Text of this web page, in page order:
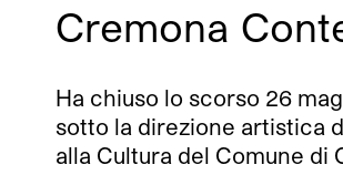
Cremona
Ha chiuso lo scorso 26
sotto la direzione artistica
alla Cultura del Comune di